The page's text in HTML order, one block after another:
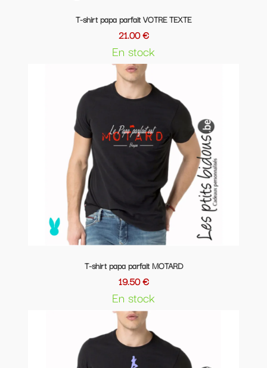
T-shirt papa parfait VOTRE TEXTE
21.00 €
En stock
T-shirt papa parfait MOTARD
19.50 €
En stock